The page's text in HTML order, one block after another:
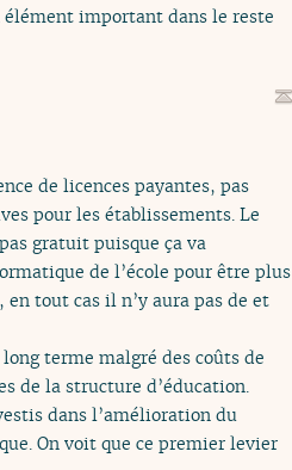
élément important dans le reste
de licences payantes, pas
pour les établissements. Le
gratuit puisque ça va
de l’école pour être plus
tout cas il n’y aura pas de et
terme malgré des coûts de
de la structure d’éducation.
dans l’amélioration du
On voit que ce premier levier